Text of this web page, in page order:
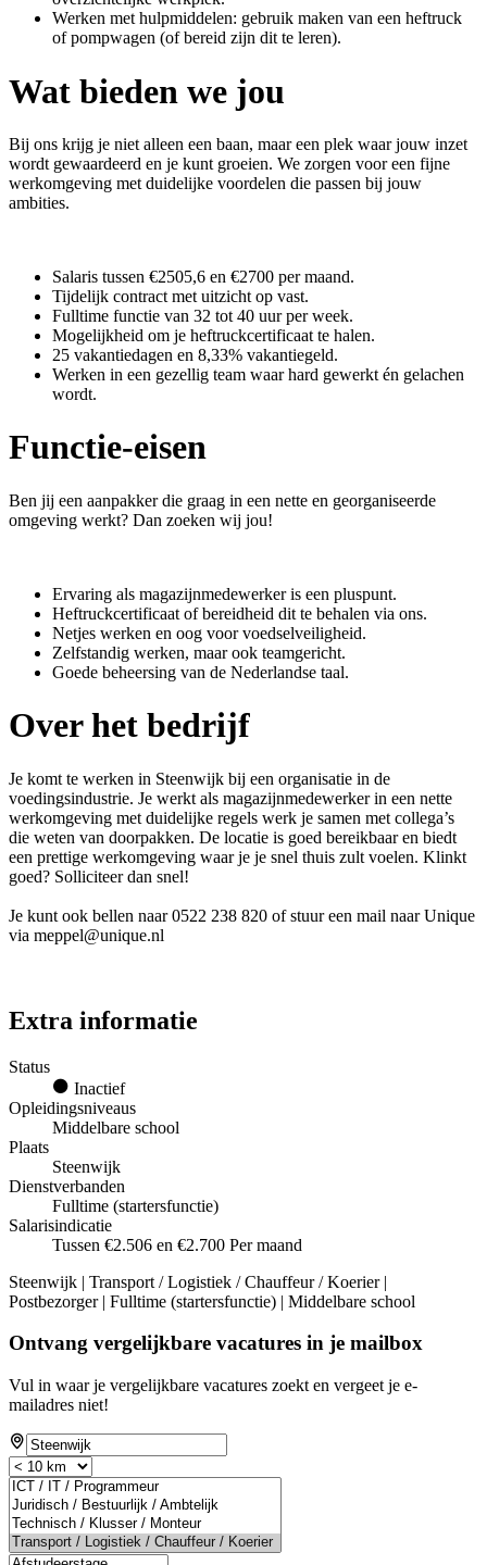
Werken met hulpmiddelen: gebruik maken van een heftruck
of pompwagen (of bereid zijn dit te leren).
Wat bieden we jou
Bij ons krijg je niet alleen een baan, maar een plek waar jouw inzet
wordt gewaardeerd en je kunt groeien. We zorgen voor een fijne
werkomgeving met duidelijke voordelen die passen bij jouw
ambities.
Salaris tussen €2505,6 en €2700 per maand.
Tijdelijk contract met uitzicht op vast.
Fulltime functie van 32 tot 40 uur per week.
Mogelijkheid om je heftruckcertificaat te halen.
25 vakantiedagen en 8,33% vakantiegeld.
Werken in een gezellig team waar hard gewerkt én gelachen
wordt.
Functie-eisen
Ben jij een aanpakker die graag in een nette en georganiseerde
omgeving werkt? Dan zoeken wij jou!
Ervaring als magazijnmedewerker is een pluspunt.
Heftruckcertificaat of bereidheid dit te behalen via ons.
Netjes werken en oog voor voedselveiligheid.
Zelfstandig werken, maar ook teamgericht.
Goede beheersing van de Nederlandse taal.
Over het bedrijf
Je komt te werken in Steenwijk bij een organisatie in de
voedingsindustrie. Je werkt als magazijnmedewerker in een nette
werkomgeving met duidelijke regels werk je samen met collega’s
die weten van doorpakken. De locatie is goed bereikbaar en biedt
een prettige werkomgeving waar je je snel thuis zult voelen. Klinkt
goed? Solliciteer dan snel!
Je kunt ook bellen naar 0522 238 820 of stuur een mail naar Unique
via meppel@unique.nl
Extra informatie
Status
Inactief
Opleidingsniveaus
Middelbare school
Plaats
Steenwijk
Dienstverbanden
Fulltime (startersfunctie)
Salarisindicatie
Tussen €2.506 en €2.700 Per maand
Steenwijk | Transport / Logistiek / Chauffeur / Koerier |
Postbezorger | Fulltime (startersfunctie) | Middelbare school
Ontvang vergelijkbare vacatures in je mailbox
Vul in waar je vergelijkbare vacatures zoekt en vergeet je e-
mailadres niet!